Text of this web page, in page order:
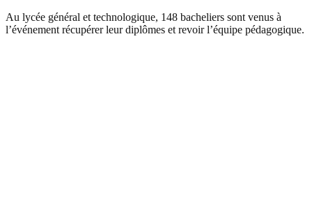
Au lycée général et technologique, 148 bacheliers sont venus à
l’événement récupérer leur diplômes et revoir l’équipe pédagogique.